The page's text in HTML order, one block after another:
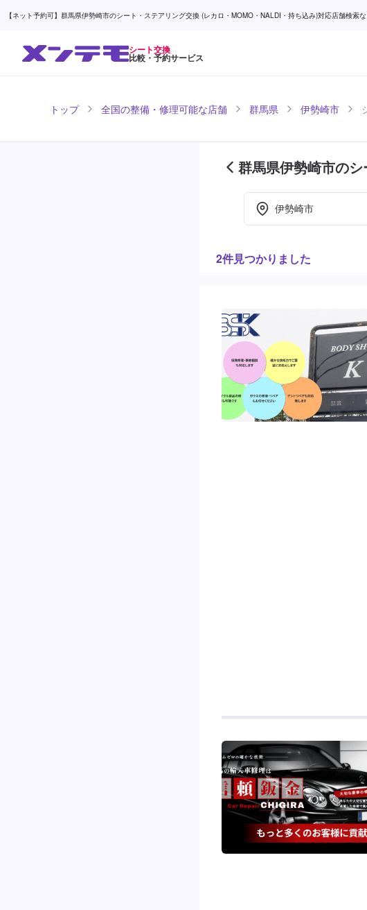
【ネット予約可】群馬県伊勢崎市のシート・ステアリング交換 (レカロ・MOMO・NALDI・持ち込み)対応店舗検索
シート交換
比較・予約サービス
トップ 全国の整備・修理可能な店舗 群馬県 伊勢崎市
群馬県伊勢崎市の
伊勢崎市
2件見つかりました